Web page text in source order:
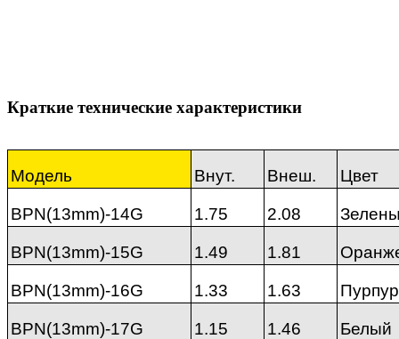
Краткие технические характеристики
Модель Внут. Внеш. Цвет
BPN(13mm)-14G 1.75 2.08
BPN(13mm)-15G 1.49 1.81
BPN(13mm)-16G 1.33 1.63 Пурпур
BPN(13mm)-17G 1.15 1.46 Белый